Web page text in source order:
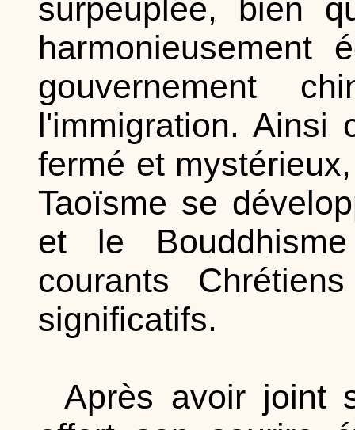
surpeuplée, bien
gouvernement
l'immigration. Ainsi
fermé et
Taoïsme se
et le
courants
significatifs.
Après avoir joint